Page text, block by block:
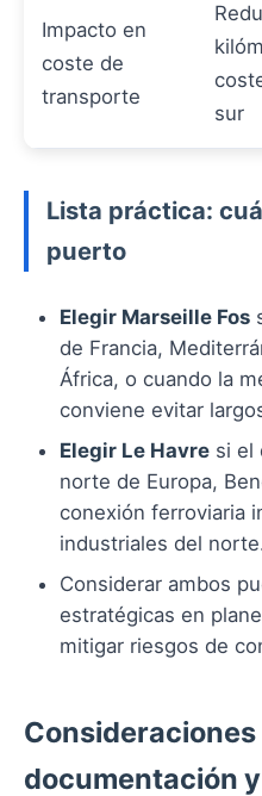
Impacto en
coste de
transporte
sur
Lista práctica:
puerto
Elegir Marseille Fos
de Francia,
África, o cuando la
conviene evitar
Elegir Le Havre si el
norte de Europa,
conexión ferroviaria
industriales del
Considerar ambos
estratégicas en
mitigar riesgos de
Consideraciones
documentación